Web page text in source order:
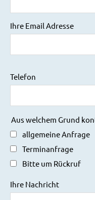
Ihre Email Adresse
Telefon
Aus welchem Grund
allgemeine Anfrage
Terminanfrage
Bitte um Rückruf
Ihre Nachricht